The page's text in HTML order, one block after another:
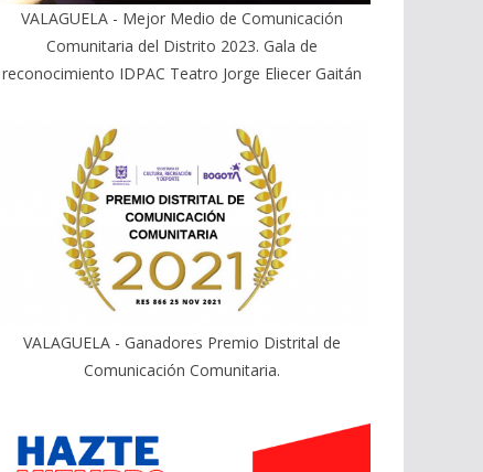
VALAGUELA - Mejor Medio de Comunicación
Comunitaria del Distrito 2023. Gala de
reconocimiento IDPAC Teatro Jorge Eliecer Gaitán
VALAGUELA - Ganadores Premio Distrital de
Comunicación Comunitaria.